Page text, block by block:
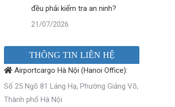
đều phải kiểm tra an ninh?
21/07/2026
THÔNG TIN LIÊN HỆ
Airportcargo Hà Nội (Hanoi Office):
Số 25 Ngõ 81 Láng Hạ, Phường Giảng Võ,
Thành phố Hà Nội